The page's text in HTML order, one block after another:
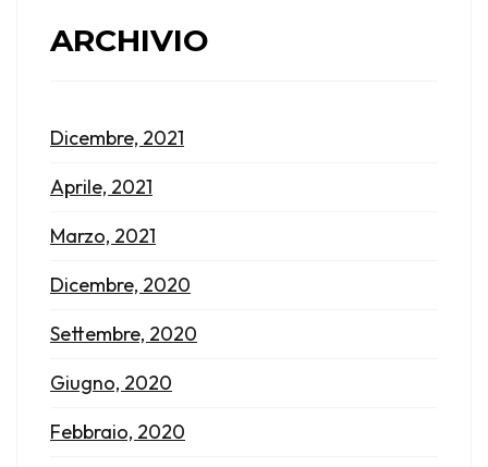
ARCHIVIO
Dicembre, 2021
Aprile, 2021
Marzo, 2021
Dicembre, 2020
Settembre, 2020
Giugno, 2020
Febbraio, 2020